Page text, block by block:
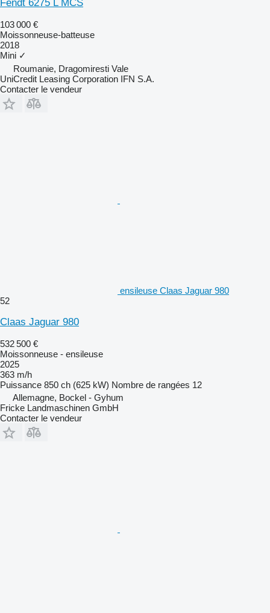
Fendt 6275 L MCS
103 000 €
Moissonneuse-batteuse
2018
Mini ✓
Roumanie, Dragomiresti Vale
UniCredit Leasing Corporation IFN S.A.
Contacter le vendeur
ensileuse Claas Jaguar 980
52
Claas Jaguar 980
532 500 €
Moissonneuse - ensileuse
2025
363 m/h
Puissance 850 ch (625 kW) Nombre de rangées 12
Allemagne, Bockel - Gyhum
Fricke Landmaschinen GmbH
Contacter le vendeur